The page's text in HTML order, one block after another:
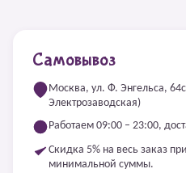
Самовывоз
Москва, ул. Ф. Энгельса,
Электрозаводская)
Работаем 09:00 – 23:00,
Скидка 5% на весь заказ
минимальной суммы.